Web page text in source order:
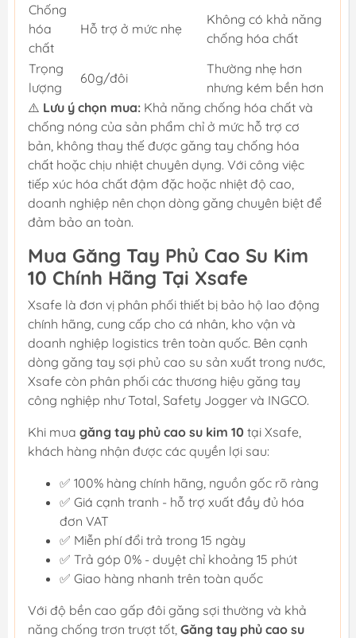
Chống
hóa
chất
Hỗ trợ ở mức nhẹ
Không có khả năng
chống hóa chất
Trọng
lượng
60g/đôi
Thường nhẹ hơn
nhưng kém bền hơn
⚠️ Lưu ý chọn mua: Khả năng chống hóa chất và
chống nóng của sản phẩm chỉ ở mức hỗ trợ cơ
bản, không thay thế được găng tay chống hóa
chất hoặc chịu nhiệt chuyên dụng. Với công việc
tiếp xúc hóa chất đậm đặc hoặc nhiệt độ cao,
doanh nghiệp nên chọn dòng găng chuyên biệt để
đảm bảo an toàn.
Mua Găng Tay Phủ Cao Su Kim
10 Chính Hãng Tại Xsafe
Xsafe là đơn vị phân phối thiết bị bảo hộ lao động
chính hãng, cung cấp cho cá nhân, kho vận và
doanh nghiệp logistics trên toàn quốc. Bên cạnh
dòng găng tay sợi phủ cao su sản xuất trong nước,
Xsafe còn phân phối các thương hiệu găng tay
công nghiệp như Total, Safety Jogger và INGCO.
Khi mua găng tay phủ cao su kim 10 tại Xsafe,
khách hàng nhận được các quyền lợi sau:
✅ 100% hàng chính hãng, nguồn gốc rõ ràng
✅ Giá cạnh tranh - hỗ trợ xuất đầy đủ hóa
đơn VAT
✅ Miễn phí đổi trả trong 15 ngày
✅ Trả góp 0% - duyệt chỉ khoảng 15 phút
✅ Giao hàng nhanh trên toàn quốc
Với độ bền cao gấp đôi găng sợi thường và khả
năng chống trơn trượt tốt, Găng tay phủ cao su